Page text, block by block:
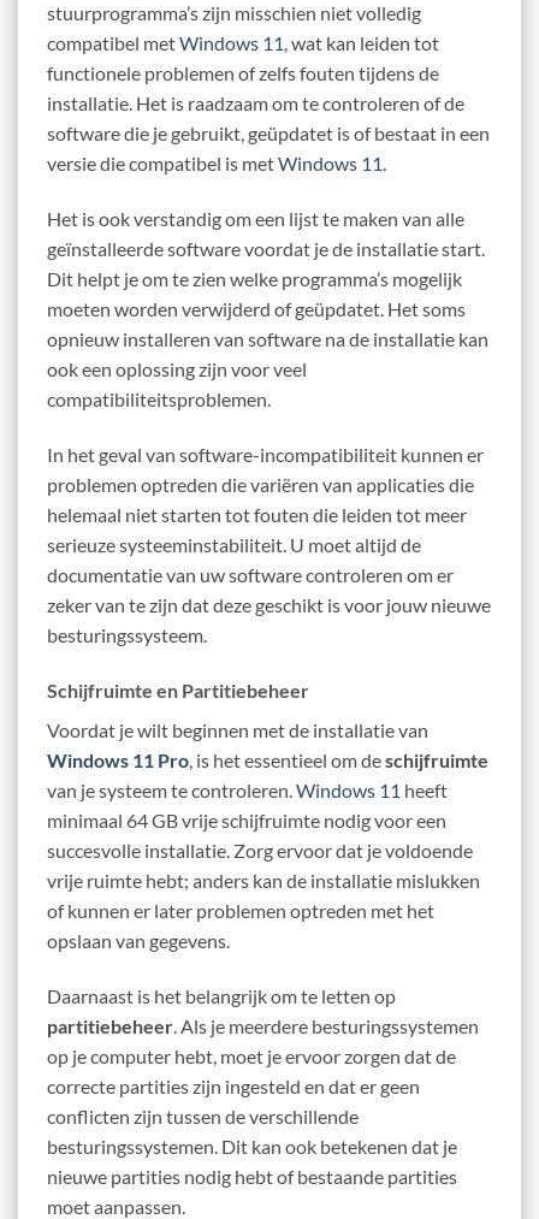
stuurprogramma’s zijn misschien niet volledig
compatibel metWindows 11, wat kan leiden tot
functionele problemen of zelfs fouten tijdens de
installatie. Het is raadzaam om te controleren of de
software die je gebruikt, geüpdatet is of bestaat in een
versie die compatibel is metWindows 11.
Het is ook verstandig om een lijst te maken van alle
geïnstalleerde software voordat je de installatie start.
Dit helpt je om te zien welke programma’s mogelijk
moeten worden verwijderd of geüpdatet. Het soms
opnieuw installeren van software na de installatie kan
ook een oplossing zijn voor veel
compatibiliteitsproblemen.
In het geval van software-incompatibiliteit kunnen er
problemen optreden die variëren van applicaties die
helemaal niet starten tot fouten die leiden tot meer
serieuze systeeminstabiliteit. U moet altijd de
documentatie van uw software controleren om er
zeker van te zijn dat deze geschikt is voor jouw nieuwe
besturingssysteem.
Schijfruimte en Partitiebeheer
Voordat je wilt beginnen met de installatie van
Windows 11 Pro , is het essentieel om deschijfruimte
van je systeem te controleren. Windows 11 heeft
minimaal 64 GB vrije schijfruimte nodig voor een
succesvolle installatie. Zorg ervoor dat je voldoende
vrije ruimte hebt; anders kan de installatie mislukken
of kunnen er later problemen optreden met het
opslaan van gegevens.
Daarnaast is het belangrijk om te letten op
partitiebeheer . Als je meerdere besturingssystemen
op je computer hebt, moet je ervoor zorgen dat de
correcte partities zijn ingesteld en dat er geen
conflicten zijn tussen de verschillende
besturingssystemen. Dit kan ook betekenen dat je
nieuwe partities nodig hebt of bestaande partities
moet aanpassen.